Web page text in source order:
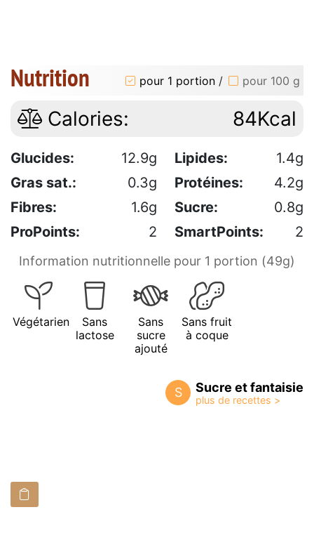
Nutrition pour 1 portion / pour 100 g
Calories: 84Kcal
Glucides: 12.9g Lipides:
1.4g
Gras sat.:
0.3g Protéines:
4.2g
Fibres:
1.6g Sucre:
0.8g
ProPoints:
2 SmartPoints: 2
Information nutritionnelle pour 1 portion (49g)
Végétarien
Sans
lactose
Sans
sucre
ajouté
Sans fruit
à coque
S Sucre et fantaisie